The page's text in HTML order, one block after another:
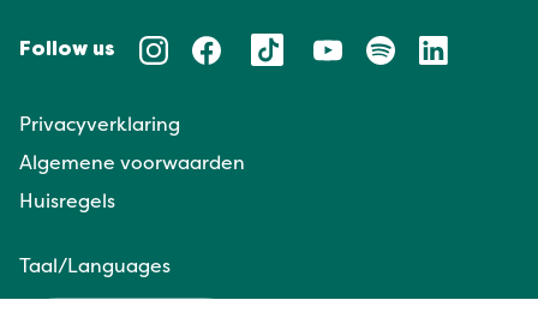
Follow us
Privacyverklaring
Algemene voorwaarden
Huisregels
Taal/Languages